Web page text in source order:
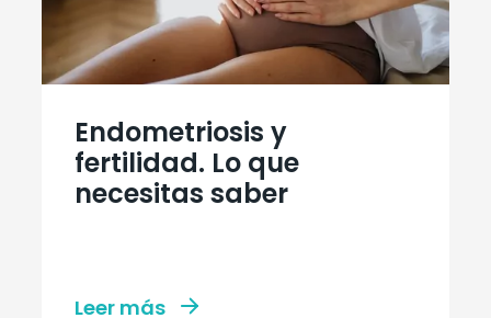
Endometriosis y
fertilidad. Lo que
necesitas saber
Leer más